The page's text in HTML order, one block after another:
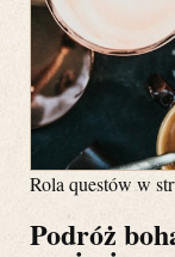
Rola questów w
Podróż